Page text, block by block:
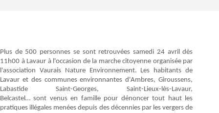
Plus de 500 personnes se sont retrouvées samedi 24 avril dès
11h00 à Lavaur à l'occasion de la marche citoyenne organisée par
l'association Vaurais Nature Environnement. Les habitants de
Lavaur et des communes environnantes d'Ambres, Giroussens,
Labastide Saint-Georges, Saint-Lieux-lès-Lavaur,
Belcastel… sont venus en famille pour dénoncer tout haut les
pratiques illégales menées depuis des décennies par les vergers de